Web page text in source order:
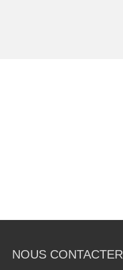
NOUS CONTACTER